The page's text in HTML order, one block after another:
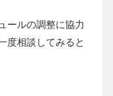
ールの調整に協力
度相談してみると